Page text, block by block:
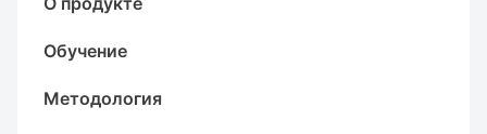
Обучение
Методология